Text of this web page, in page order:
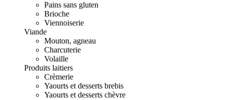
Pains sans gluten
Brioche
Viennoiserie
Viande
Mouton, agneau
Charcuterie
Volaille
Produits laitiers
Crèmerie
Yaourts et desserts brebis
Yaourts et desserts chèvre